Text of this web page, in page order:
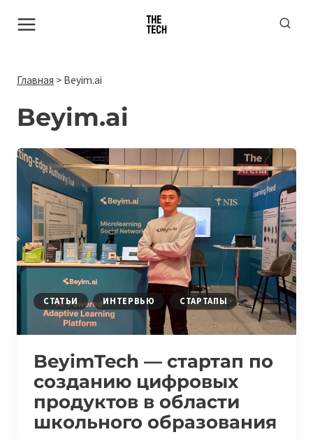
Главная > Beyim.ai
Beyim.ai
СТАТЬИ ИНТЕРВЬЮ СТАРТАПЫ
BeyimTech — стартап по
созданию цифровых
продуктов в области
школьного образования